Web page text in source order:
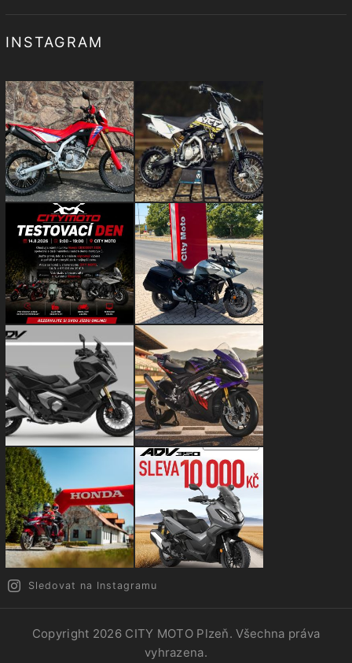
INSTAGRAM
Sledovat na Instagramu
Copyright 2026 CITY MOTO Plzeň. Všechna práva
vyhrazena.